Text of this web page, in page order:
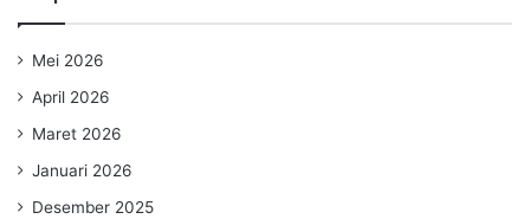
Mei 2026
April 2026
Maret 2026
Januari 2026
Desember 2025